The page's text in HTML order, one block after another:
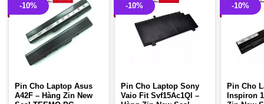
-10%
Pin Cho Laptop Asus
A42F – Hàng Zin New
-10%
Pin Cho Laptop Sony
Vaio Fit Svf15Ac1Ql –
-10%
Pin Cho
Inspiron